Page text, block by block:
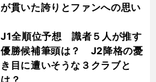
が貫いた誇りとファンへの思い
J1全順位予想 識者５人が推す
優勝候補筆頭は？ J2降格の憂
き目に遭いそうな３クラブと